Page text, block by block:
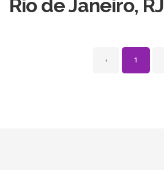
Rio de Janeiro, RJ
‹ 1